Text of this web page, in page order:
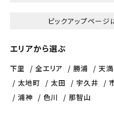
ピックアップページ
エリアから選ぶ
下里 全エリア 勝浦 天満
太地町
太田 宇久井
浦神
色川 那智山